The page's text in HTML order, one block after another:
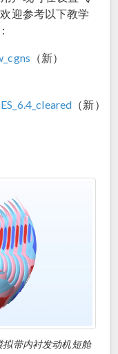
迎参考以下教学
（新）
（新）
拟带内衬发动机短舱